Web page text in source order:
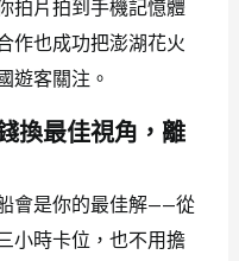
拍片拍到手機記憶體
作也成功把澎湖花火
遊客關注。
換最佳視角，離
會是你的最佳解——從
小時卡位，也不用擔